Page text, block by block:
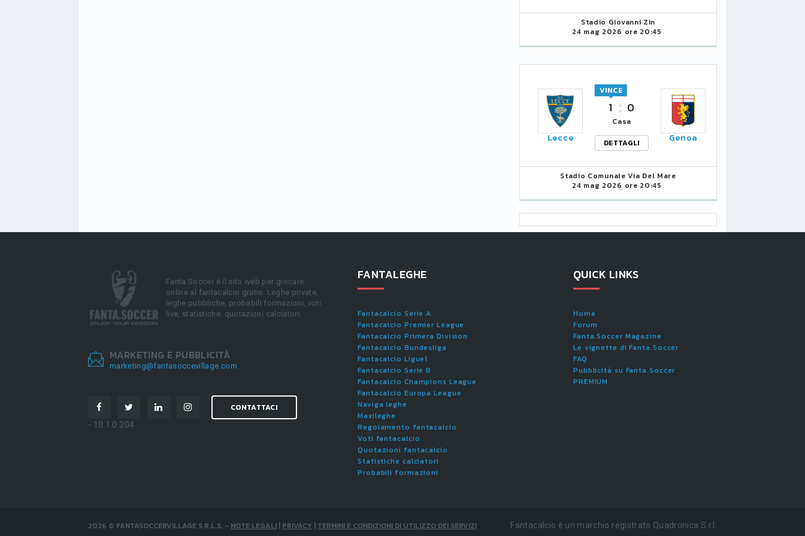
Stadio Giovanni Zin
24 mag 2026 ore 20:45
Lecce
1
VINCE
0
Casa
DETTAGLI
Genoa
Stadio Comunale Via Del Mare
24 mag 2026 ore 20:45
Fanta.Soccer è il sito web per giocare
online al fantacalcio gratis. Leghe private,
leghe pubbliche, probabili formazioni, voti
live, statistiche, quotazioni calciatori.
MARKETING E PUBBLICITÀ
marketing@fantasoccevillage.com
CONTATTACI
- 10.1.0.204
FANTALEGHE
Fantacalcio Serie A
Fantacalcio Premier League
Fantacalcio Primera Division
Fantacalcio Bundesliga
Fantacalcio Ligue1
Fantacalcio Serie B
Fantacalcio Champions League
Fantacalcio Europa League
Naviga leghe
Maxileghe
Regolamento fantacalcio
Voti fantacalcio
Quotazioni fantacalcio
Statistiche calciatori
Probabili formazioni
QUICK LINKS
Home
Forum
Fanta.Soccer Magazine
Le vignette di Fanta.Soccer
FAQ
Pubblicità su Fanta.Soccer
PREMIUM
2026 © FANTASOCCERVILLAGE S.R.L.S. - NOTE LEGALI | PRIVACY | TERMINI E CONDIZIONI DI UTILIZZO DEI SERVIZI Fantacalcio è un marchio registrato Quadronica S.r.l.